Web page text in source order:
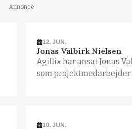
Annonce
12. JUN.
Jonas Valbirk Nielsen
Agillix har ansat Jonas
som
10. JUN.